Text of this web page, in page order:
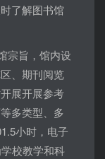
了解图书馆
宗旨，馆内设
、期刊阅览
展开展参考
多类型、多
小时，电子
校教学和科